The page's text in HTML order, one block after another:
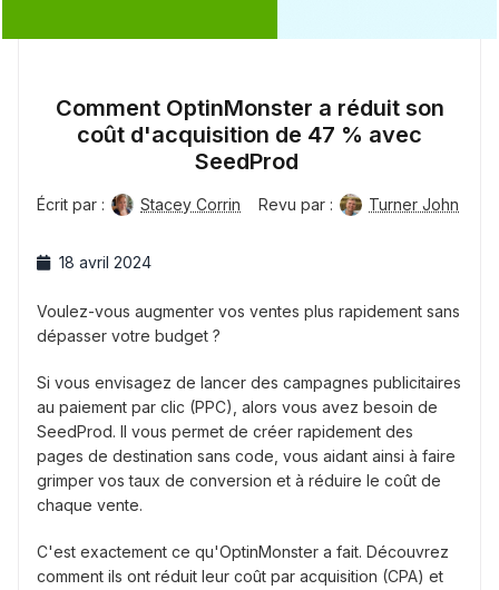
Comment OptinMonster a réduit son
coût d'acquisition de 47 % avec
SeedProd
Écrit par : Stacey Corrin Revu par : Turner John
18 avril 2024
Voulez-vous augmenter vos ventes plus rapidement sans
dépasser votre budget ?
Si vous envisagez de lancer des campagnes publicitaires
au paiement par clic (PPC), alors vous avez besoin de
SeedProd. Il vous permet de créer rapidement des
pages de destination sans code, vous aidant ainsi à faire
grimper vos taux de conversion et à réduire le coût de
chaque vente.
C'est exactement ce qu'OptinMonster a fait. Découvrez
comment ils ont réduit leur coût par acquisition (CPA) et